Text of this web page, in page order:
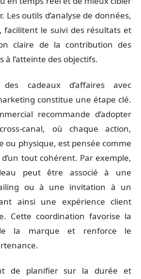
Les outils d’analyse de données,
facilitent le suivi des résultats et
claire de la contribution des
à l’atteinte des objectifs.
des cadeaux d’affaires avec
constitue une étape clé.
recommande d’adopter
canal, où chaque action,
ou physique, est pensée comme
tout cohérent. Par exemple,
peut être associé à une
ou à une invitation à un
ainsi une expérience client
Cette coordination favorise la
la marque et renforce le
de planifier sur la durée et